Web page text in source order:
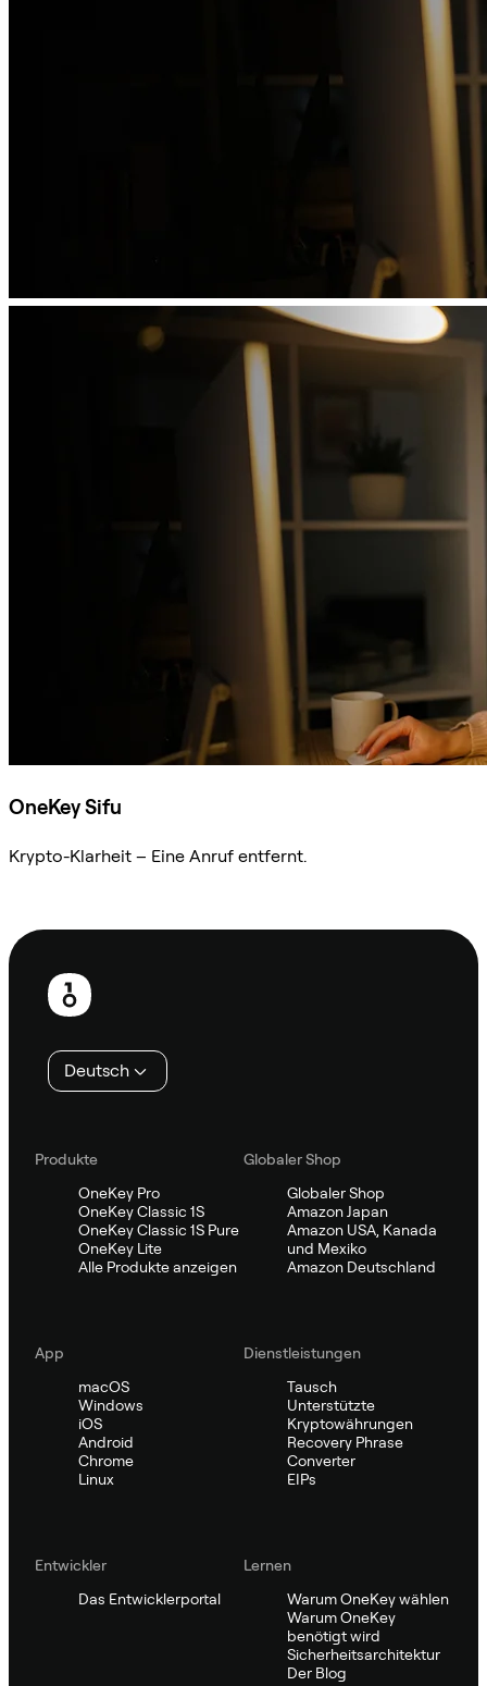
OneKey Sifu
Krypto-Klarheit – Eine Anruf entfernt.
Fußzeile
Deutsch
Produkte
OneKey Pro
OneKey Classic 1S
OneKey Classic 1S Pure
OneKey Lite
Alle Produkte anzeigen
Globaler Shop
Globaler Shop
Amazon Japan
Amazon USA, Kanada
und Mexiko
Amazon Deutschland
App
macOS
Windows
iOS
Android
Chrome
Linux
Dienstleistungen
Tausch
Unterstützte
Kryptowährungen
Recovery Phrase
Converter
EIPs
Entwickler
Das Entwicklerportal
Lernen
Warum OneKey wählen
Warum OneKey
benötigt wird
Sicherheitsarchitektur
Der Blog